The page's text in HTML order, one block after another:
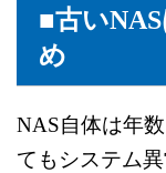
■古い
め
NAS自体は年
ても システム